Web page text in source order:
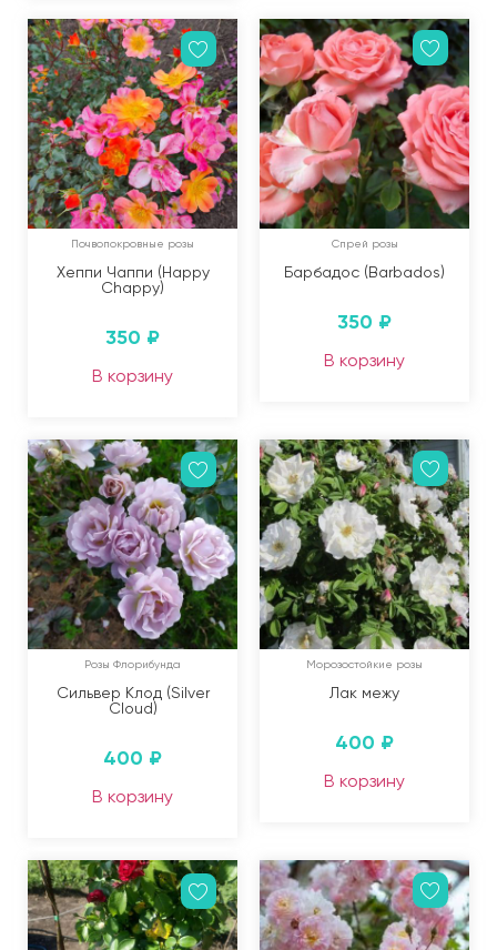
Почвопокровные розы
Хеппи Чаппи (Happy
Chappy)
350 ₽
В корзину
Спрей розы
Барбадос (Barbados)
350 ₽
В корзину
Розы Флорибунда
Сильвер Клод (Silver
Cloud)
400 ₽
В корзину
Морозостойкие розы
Лак межу
400 ₽
В корзину